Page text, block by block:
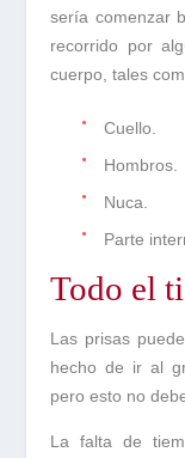
sería comenzar
recorrido por
cuerpo, tales
· Cuello.
· Hombros.
· Nuca.
· Parte
Todo el
Las prisas
hecho de ir al
pero esto no
La falta de